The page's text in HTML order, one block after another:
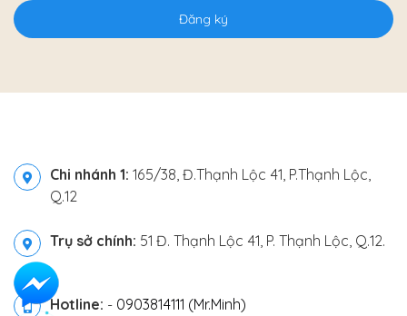
Đăng ký
Chi nhánh 1: 165/38, Đ.Thạnh Lộc 41, P.Thạnh Lộc,
Q.12
Trụ sở chính: 51 Đ. Thạnh Lộc 41, P. Thạnh Lộc, Q.12.
Hotline: - 0903814111 (Mr.Minh)